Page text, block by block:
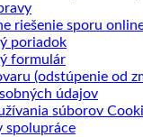
riešenie sporu
poriadok
formulár
(odstúpenie od
údajov
súborov
spolupráce